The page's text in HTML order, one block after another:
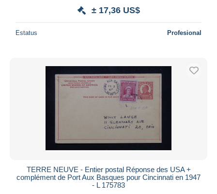
± 17,36 US$
Estatus Profesional
TERRE NEUVE - Entier postal Réponse des USA +
complément de Port Aux Basques pour Cincinnati en 1947
- L 175783